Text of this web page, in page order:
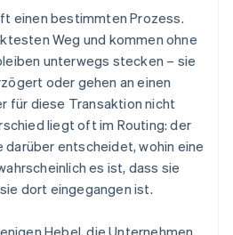
-risiko
Zwänge
einen bestimmten Prozess.
Weg und kommen ohne
unterwegs stecken – sie
oder gehen an einen
für diese Transaktion nicht
liegt oft im Routing: der
darüber entscheidet, wohin eine
es ist, dass sie
dort eingegangen ist.